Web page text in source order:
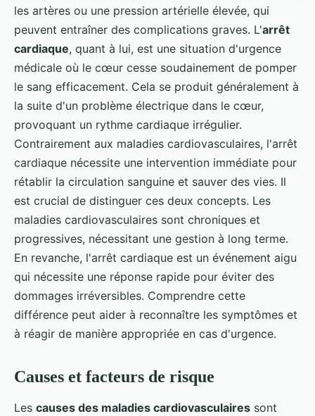
les artères ou une pression artérielle élevée, qui
peuvent entraîner des complications graves. L'arrêt
cardiaque, quant à lui, est une situation d'urgence
médicale où le cœur cesse soudainement de pomper
le sang efficacement. Cela se produit généralement à
la suite d'un problème électrique dans le cœur,
provoquant un rythme cardiaque irrégulier.
Contrairement aux maladies cardiovasculaires, l'arrêt
cardiaque nécessite une intervention immédiate pour
rétablir la circulation sanguine et sauver des vies. Il
est crucial de distinguer ces deux concepts. Les
maladies cardiovasculaires sont chroniques et
progressives, nécessitant une gestion à long terme.
En revanche, l'arrêt cardiaque est un événement aigu
qui nécessite une réponse rapide pour éviter des
dommages irréversibles. Comprendre cette
différence peut aider à reconnaître les symptômes et
à réagir de manière appropriée en cas d'urgence.
Causes et facteurs de risque
Les causes des maladies cardiovasculaires sont